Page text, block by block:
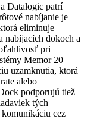
Datalogic patrí
nabíjanie je
eliminuje
nabíjacích dokoch a
pri
Memor 20
uzamknutia, ktorá
alebo
podporujú tiež
tých
cez